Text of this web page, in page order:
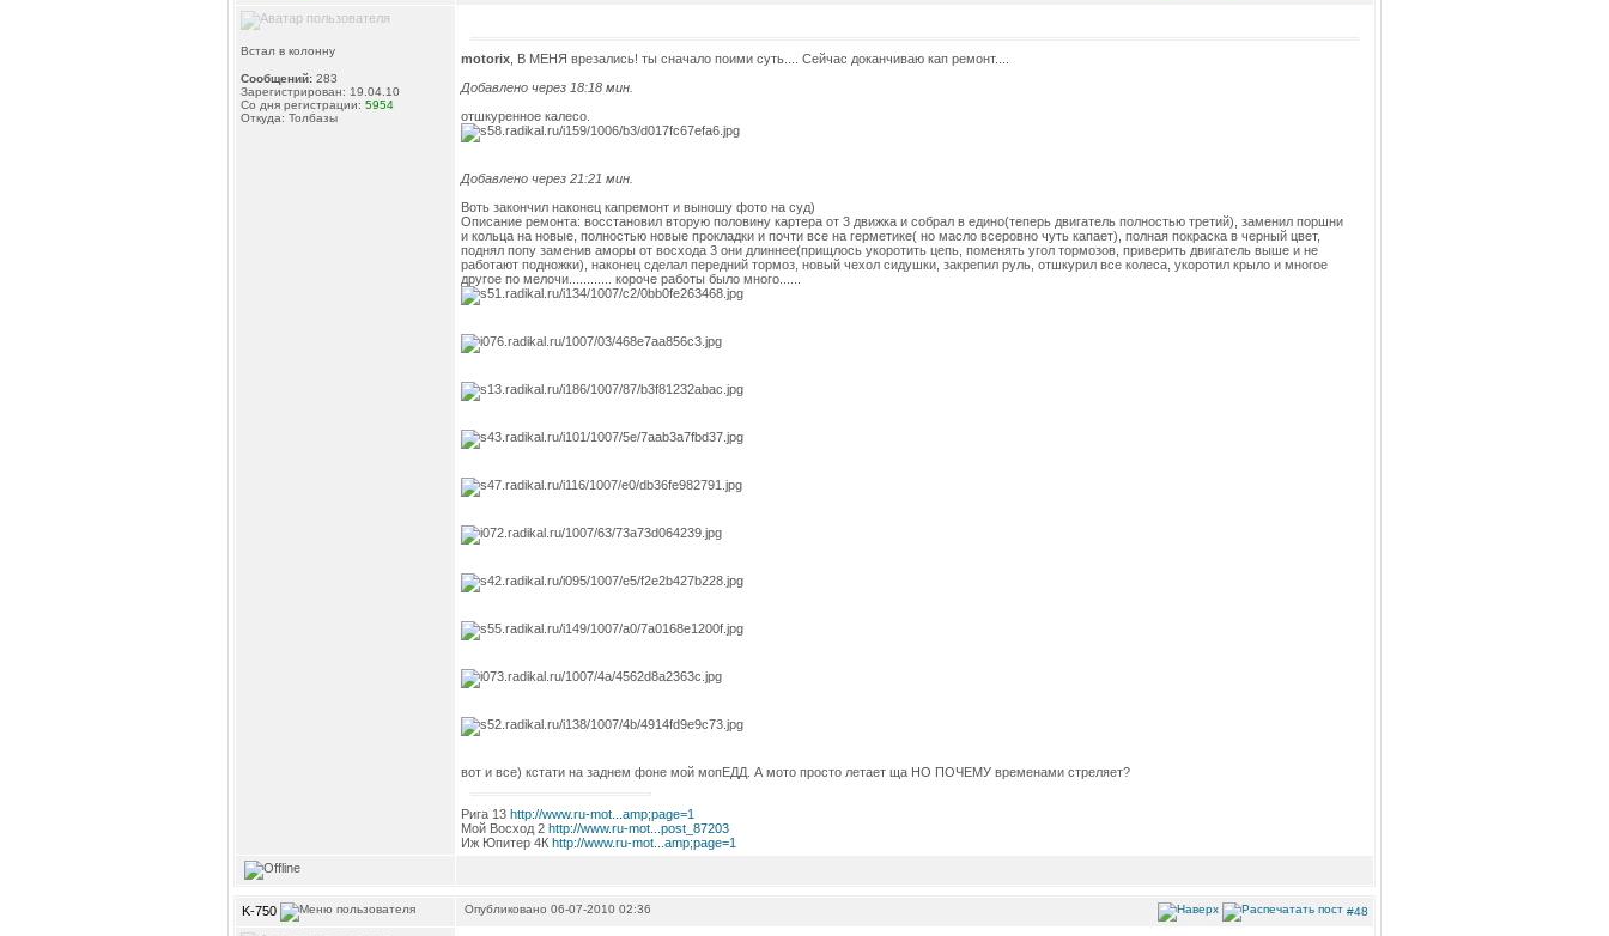
Встал в колонну
Сообщений: 283
Зарегистрирован: 19.04.10
Со дня регистрации: 5954
Откуда: Толбазы
motorix , В МЕНЯ врезались! ты сначало поими суть.... Сейчас доканчиваю кап ремонт....
Добавлено через 18:18 мин.
отшкуренное калесо.
Добавлено через 21:21 мин.
Воть закончил наконец капремонт и выношу фото на суд)
Описание ремонта: восстановил вторую половину картера от 3 движка и собрал в едино(теперь двигатель полностью третий), заменил поршни
и кольца на новые, полностью новые прокладки и почти все на герметике( но масло всеровно чуть капает), полная покраска в черный цвет,
поднял попу заменив аморы от восхода 3 они длиннее(прищлось укоротить цепь, поменять угол тормозов, приверить двигатель выше и не
работают подножки), наконец сделал передний тормоз, новый чехол сидушки, закрепил руль, отшкурил все колеса, укоротил крыло и многое
другое по мелочи............ короче работы было много......
вот и все) кстати на заднем фоне мой мопЕДД. А мото просто летает ща НО ПОЧЕМУ временами стреляет?
Рига 13 http://www.ru-mot...amp;page=1
Мой Восход 2 http://www.ru-mot...post_87203
Иж Юпитер 4К http://www.ru-mot...amp;page=1
K-750 #48
Опубликовано 06-07-2010 02:36